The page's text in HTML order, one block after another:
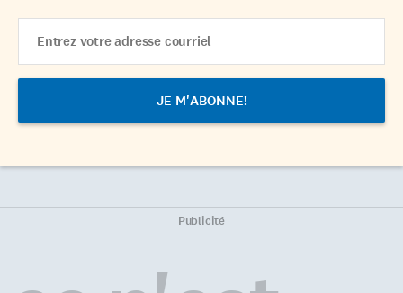
Address
Publicité